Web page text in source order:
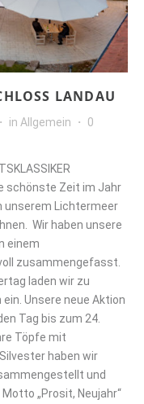
LANDAU
in Allgemein
0
schönste Zeit im Jahr
unserem Lichtermeer
Wir haben unsere
einem
zusammengefasst.
laden wir zu
Unsere neue Aktion
Tag bis zum 24.
Töpfe mit
haben wir
und
„Prosit, Neujahr“